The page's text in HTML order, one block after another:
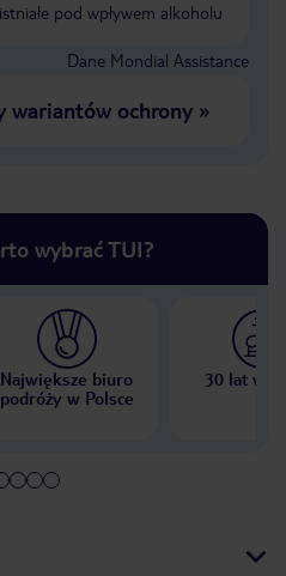
pod wpływem alkoholu
Dane Mondial Assistance
wariantów ochrony»
wybrać TUI?
Największe biuro
podróży w Polsce
30 lat w